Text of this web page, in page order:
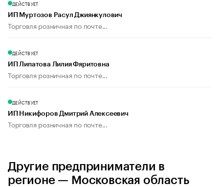
ДЕЙСТВУЕТ
ИП Муртозов Расул Джиянкулович
Торговля розничная по почте...
ДЕЙСТВУЕТ
ИП Липатова Лилия Фяритовна
Торговля розничная по почте...
ДЕЙСТВУЕТ
ИП Никифоров Дмитрий Алексеевич
Торговля розничная по почте...
Другие предприниматели в
регионе — Московская область